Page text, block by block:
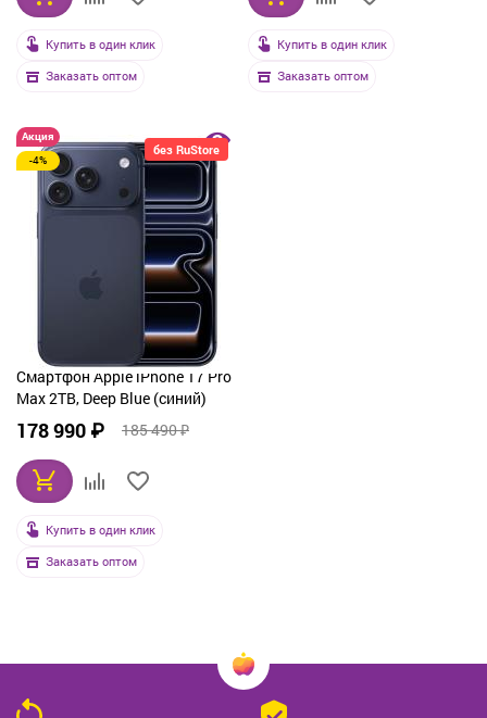
Купить в один клик
Заказать оптом
Купить в один клик
Заказать оптом
без RuStore
Акция
-4%
Смартфон Apple iPhone 17 Pro
Max 2TB, Deep Blue (синий)
178 990 ₽ 185 490 ₽
Купить в один клик
Заказать оптом